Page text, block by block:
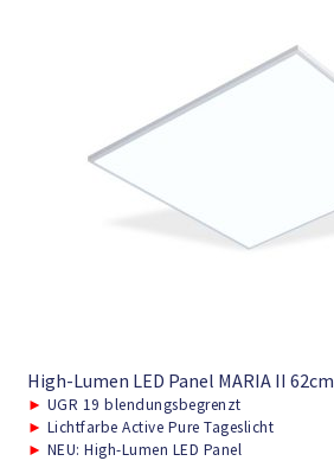
High-Lumen LED Panel MARIA II 62cm
► UGR 19 blendungsbegrenzt
► Lichtfarbe Active Pure Tageslicht
► NEU: High-Lumen LED Panel